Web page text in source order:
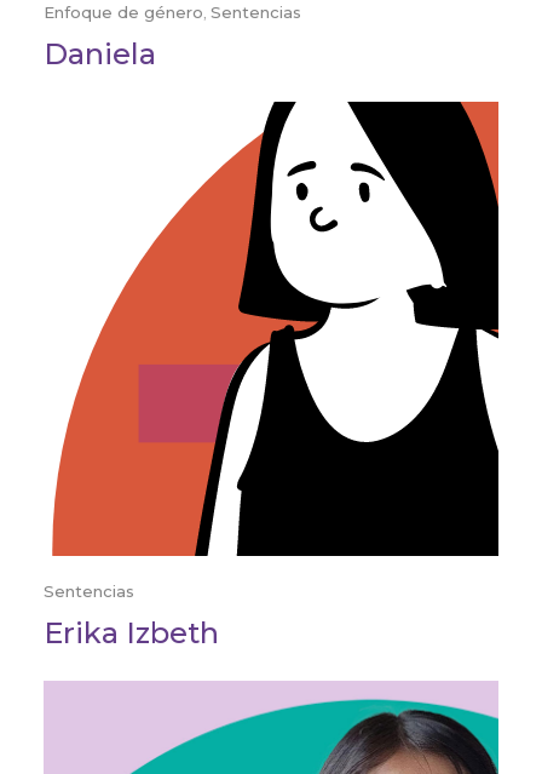
Enfoque de género ,Sentencias
Daniela
Sentencias
Erika Izbeth